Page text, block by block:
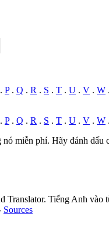
. P. Q . R . S . T . U . V . W .
. P. Q . R . S . T . U . V . W .
miễn phí. Hãy đánh dấu
Translator. Tiếng Anh
Sources